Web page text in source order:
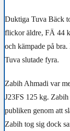
Duktiga Tuva Bäck
flickor äldre, FÄ 44
och kämpade på
Tuva slutade fyra.
Zabih Ahmadi var
J23FS 125 kg.
publiken genom att
Zabih tog sig dock